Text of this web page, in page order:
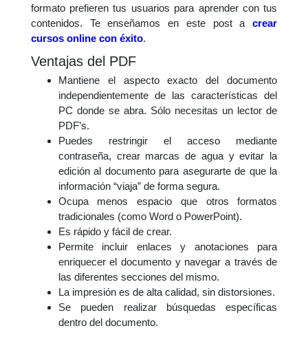
formato prefieren tus usuarios para aprender con tus
contenidos. Te enseñamos en este post acrear
cursos online con éxito.
Ventajas del PDF
Mantiene el aspecto exacto del documento
independientemente de las características del
PC donde se abra. Sólo necesitas un lector de
PDF’s.
Puedes restringir el acceso mediante
contraseña, crear marcas de agua y evitar la
edición al documento para asegurarte de que la
información “viaja” de forma segura.
Ocupa menos espacio que otros formatos
tradicionales (como Word o PowerPoint).
Es rápido y fácil de crear.
Permite incluir enlaces y anotaciones para
enriquecer el documento y navegar a través de
las diferentes secciones del mismo.
La impresión es de alta calidad, sin distorsiones.
Se pueden realizar búsquedas específicas
dentro del documento.